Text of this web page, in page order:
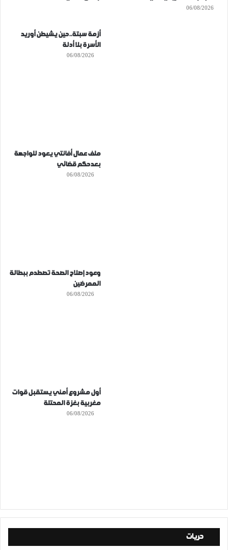
06/08/2026
أزمة سبتة..حين يشيطن أوريد
الأسرة بلا أدلة
06/08/2026
ملف عمال أفانتي يعود للواجهة
بعدحكم قضائي
06/08/2026
وعود إصلاح الصحة تصطدم ببطالة
الممرضين
06/08/2026
أول مشروع أمني يستقبل قوات
مغربية بغزة المحتلة
06/08/2026
حريات